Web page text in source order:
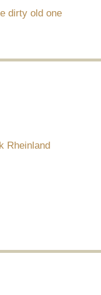
dirty old one
Rheinland